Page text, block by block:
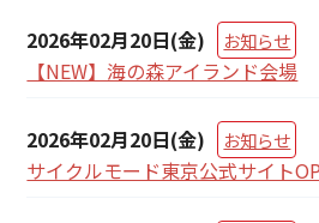
2026年02月20日(金) お知らせ
【NEW】海の森アイランド会場
2026年02月20日(金) お知らせ
サイクルモード東京公式サイト